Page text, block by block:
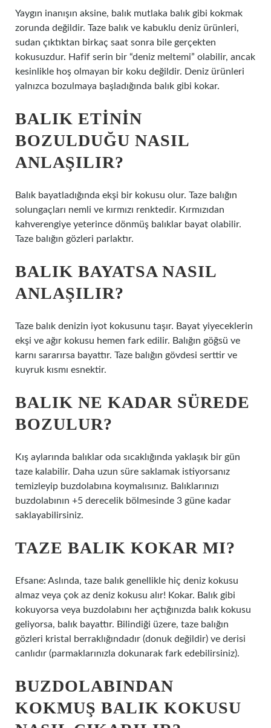
Yaygın inanışın aksine, balık mutlaka balık gibi kokmak
zorunda değildir. Taze balık ve kabuklu deniz ürünleri,
sudan çıktıktan birkaç saat sonra bile gerçekten
kokusuzdur. Hafif serin bir “deniz meltemi” olabilir, ancak
kesinlikle hoş olmayan bir koku değildir. Deniz ürünleri
yalnızca bozulmaya başladığında balık gibi kokar.
BALIK ETININ
BOZULDUĞU NASIL
ANLAŞILIR?
Balık bayatladığında ekşi bir kokusu olur. Taze balığın
solungaçları nemli ve kırmızı renktedir. Kırmızıdan
kahverengiye yeterince dönmüş balıklar bayat olabilir.
Taze balığın gözleri parlaktır.
BALIK BAYATSA NASIL
ANLAŞILIR?
Taze balık denizin iyot kokusunu taşır. Bayat yiyeceklerin
ekşi ve ağır kokusu hemen fark edilir. Balığın göğsü ve
karnı sararırsa bayattır. Taze balığın gövdesi serttir ve
kuyruk kısmı esnektir.
BALIK NE KADAR SÜREDE
BOZULUR?
Kış aylarında balıklar oda sıcaklığında yaklaşık bir gün
taze kalabilir. Daha uzun süre saklamak istiyorsanız
temizleyip buzdolabına koymalısınız. Balıklarınızı
buzdolabının +5 derecelik bölmesinde 3 güne kadar
saklayabilirsiniz.
TAZE BALIK KOKAR MI?
Efsane: Aslında, taze balık genellikle hiç deniz kokusu
almaz veya çok az deniz kokusu alır! Kokar. Balık gibi
kokuyorsa veya buzdolabını her açtığınızda balık kokusu
geliyorsa, balık bayattır. Bilindiği üzere, taze balığın
gözleri kristal berraklığındadır (donuk değildir) ve derisi
canlıdır (parmaklarınızla dokunarak fark edebilirsiniz).
BUZDOLABINDAN
KOKMUŞ BALIK KOKUSU